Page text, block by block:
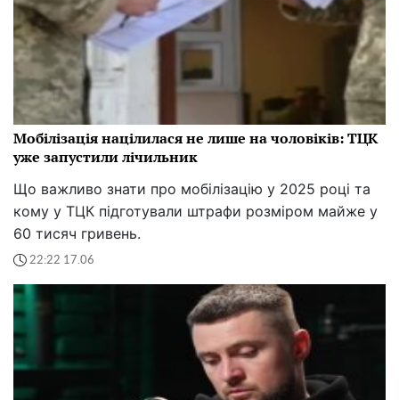
Мобілізація націлилася не лише на чоловіків: ТЦК
уже запустили лічильник
Що важливо знати про мобілізацію у 2025 році та
кому у ТЦК підготували штрафи розміром майже у
60 тисяч гривень.
22:22 17.06